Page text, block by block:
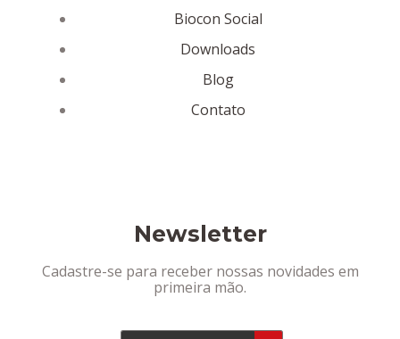
Biocon Social
Downloads
Blog
Contato
Newsletter
Cadastre-se para receber nossas novidades em
primeira mão.